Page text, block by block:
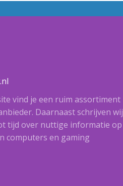
vind je een ruim assortiment
Daarnaast schrijven wij
tijd over nuttige informatie op
computers en gaming